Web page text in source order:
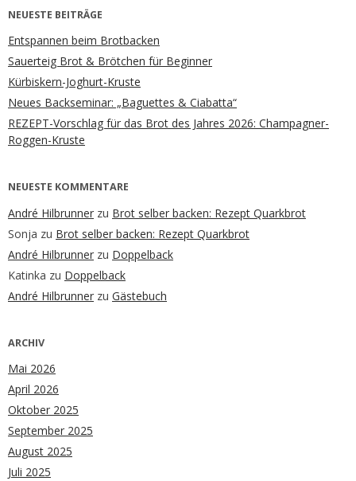
NEUESTE BEITRÄGE
Entspannen beim Brotbacken
Sauerteig Brot & Brötchen für Beginner
Kürbiskern-Joghurt-Kruste
Neues Backseminar: „Baguettes & Ciabatta“
REZEPT-Vorschlag für das Brot des Jahres 2026: Champagner-
Roggen-Kruste
NEUESTE KOMMENTARE
André Hilbrunner zu Brot selber backen: Rezept Quarkbrot
Sonja zu Brot selber backen: Rezept Quarkbrot
André Hilbrunner zu Doppelback
Katinka zu Doppelback
André Hilbrunner zu Gästebuch
ARCHIV
Mai 2026
April 2026
Oktober 2025
September 2025
August 2025
Juli 2025